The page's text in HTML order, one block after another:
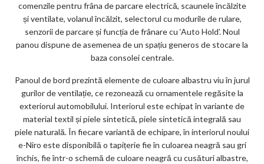
comenzile pentru frâna de parcare electrică, scaunele încălzite
și ventilate, volanul încălzit, selectorul cu modurile de rulare,
senzorii de parcare și funcția de frânare cu ‘Auto Hold’. Noul
panou dispune de asemenea de un spațiu generos de stocare la
baza consolei centrale.
Panoul de bord prezintă elemente de culoare albastru viu în jurul
gurilor de ventilație, ce rezonează cu ornamentele regăsite la
exteriorul automobilului. Interiorul este echipat în variante de
material textil și piele sintetică, piele sintetică integrală sau
piele naturală. În fiecare variantă de echipare, în interiorul noului
e-Niro este disponibilă o tapițerie fie în culoarea neagră sau gri
închis, fie într-o schemă de culoare neagră cu cusături albastre,